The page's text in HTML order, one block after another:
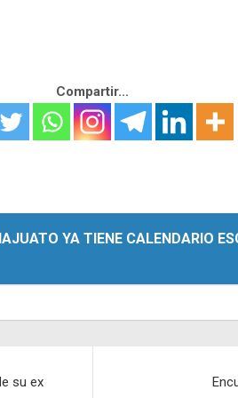
Compartir...
YA TIENE CALENDARIO
su ex